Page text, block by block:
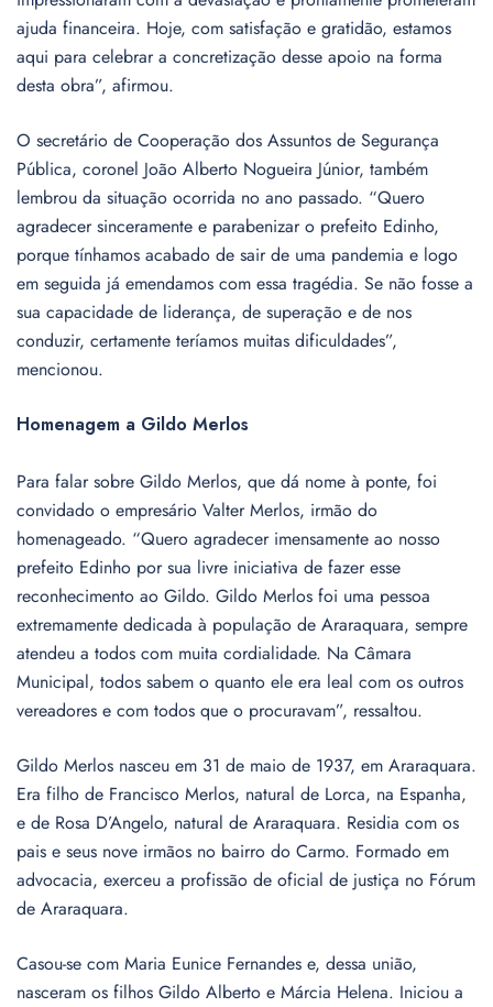
ajuda financeira. Hoje, com satisfação e gratidão, estamos
aqui para celebrar a concretização desse apoio na forma
desta obra”, afirmou.
O secretário de Cooperação dos Assuntos de Segurança
Pública, coronel João Alberto Nogueira Júnior, também
lembrou da situação ocorrida no ano passado. “Quero
agradecer sinceramente e parabenizar o prefeito Edinho,
porque tínhamos acabado de sair de uma pandemia e logo
em seguida já emendamos com essa tragédia. Se não fosse a
sua capacidade de liderança, de superação e de nos
conduzir, certamente teríamos muitas dificuldades”,
mencionou.
Homenagem a Gildo Merlos
Para falar sobre Gildo Merlos, que dá nome à ponte, foi
convidado o empresário Valter Merlos, irmão do
homenageado. “Quero agradecer imensamente ao nosso
prefeito Edinho por sua livre iniciativa de fazer esse
reconhecimento ao Gildo. Gildo Merlos foi uma pessoa
extremamente dedicada à população de Araraquara, sempre
atendeu a todos com muita cordialidade. Na Câmara
Municipal, todos sabem o quanto ele era leal com os outros
vereadores e com todos que o procuravam”, ressaltou.
Gildo Merlos nasceu em 31 de maio de 1937, em Araraquara.
Era filho de Francisco Merlos, natural de Lorca, na Espanha,
e de Rosa D’Angelo, natural de Araraquara. Residia com os
pais e seus nove irmãos no bairro do Carmo. Formado em
advocacia, exerceu a profissão de oficial de justiça no Fórum
de Araraquara.
Casou-se com Maria Eunice Fernandes e, dessa união,
nasceram os filhos Gildo Alberto e Márcia Helena. Iniciou a